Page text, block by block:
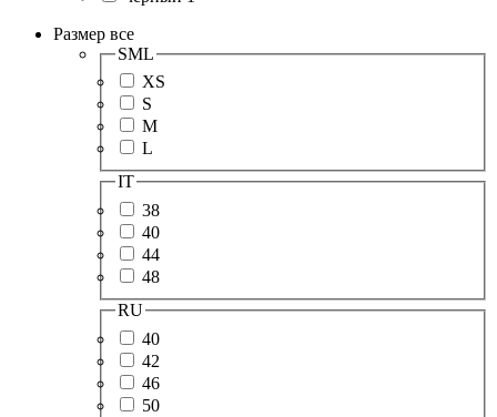
Размер все
SML
XS
S
M
L
IT
38
40
44
48
RU
40
42
46
50